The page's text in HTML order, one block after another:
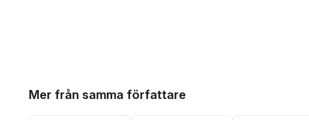
Mer från samma författare